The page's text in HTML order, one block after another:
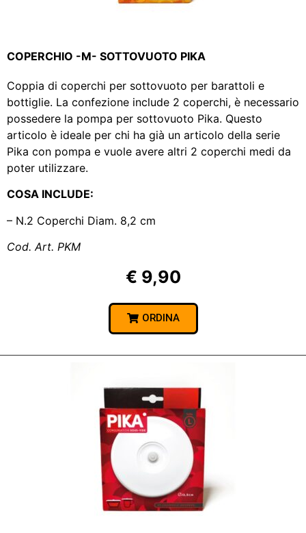
COPERCHIO -M- SOTTOVUOTO PIKA
Coppia di coperchi per sottovuoto per barattoli e
bottiglie. La confezione include 2 coperchi, è necessario
possedere la pompa per sottovuoto Pika. Questo
articolo è ideale per chi ha già un articolo della serie
Pika con pompa e vuole avere altri 2 coperchi medi da
poter utilizzare.
COSA INCLUDE:
– N.2 Coperchi Diam. 8,2 cm
Cod. Art. PKM
€ 9,90
ORDINA